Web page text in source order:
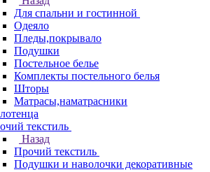
Для спальни и гостинной
Одеяло
Пледы,покрывало
Подушки
Постельное белье
Комплекты постельного белья
Шторы
Матрасы,наматрасники
текстиль
Назад
Прочий текстиль
Подушки и наволочки декоративные